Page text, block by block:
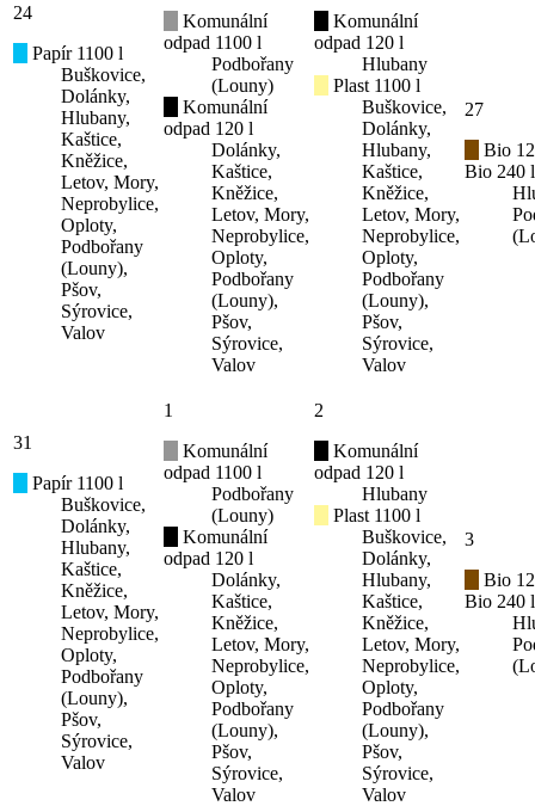
24
Papír 1100 l
Buškovice,
Dolánky,
Hlubany,
Kaštice,
Kněžice,
Letov, Mory,
Neprobylice,
Oploty,
Podbořany
(Louny),
Pšov,
Sýrovice,
Valov
Komunální
odpad 1100 l
Podbořany
(Louny)
Komunální
odpad 120 l
Dolánky,
Kaštice,
Kněžice,
Letov, Mory,
Neprobylice,
Oploty,
Podbořany
(Louny),
Pšov,
Sýrovice,
Valov
Komunální
odpad 120 l
Hlubany
Plast 1100 l
Buškovice,
Dolánky,
Hlubany,
Kaštice,
Kněžice,
Letov, Mory,
Neprobylice,
Oploty,
Podbořany
(Louny),
Pšov,
Sýrovice,
Valov
27
Bio
Bio 240 l
31
Papír 1100 l
Buškovice,
Dolánky,
Hlubany,
Kaštice,
Kněžice,
Letov, Mory,
Neprobylice,
Oploty,
Podbořany
(Louny),
Pšov,
Sýrovice,
Valov
1
Komunální
odpad 1100 l
Podbořany
(Louny)
Komunální
odpad 120 l
Dolánky,
Kaštice,
Kněžice,
Letov, Mory,
Neprobylice,
Oploty,
Podbořany
(Louny),
Pšov,
Sýrovice,
Valov
2
Komunální
odpad 120 l
Hlubany
Plast 1100 l
Buškovice,
Dolánky,
Hlubany,
Kaštice,
Kněžice,
Letov, Mory,
Neprobylice,
Oploty,
Podbořany
(Louny),
Pšov,
Sýrovice,
Valov
3
Bio
Bio 240 l